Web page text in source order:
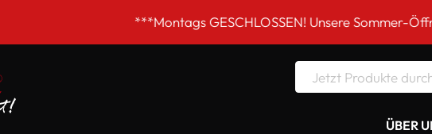
***Montags GESCHLOSSEN! Unsere Sommer-Öffnungszeiten
ÜBER